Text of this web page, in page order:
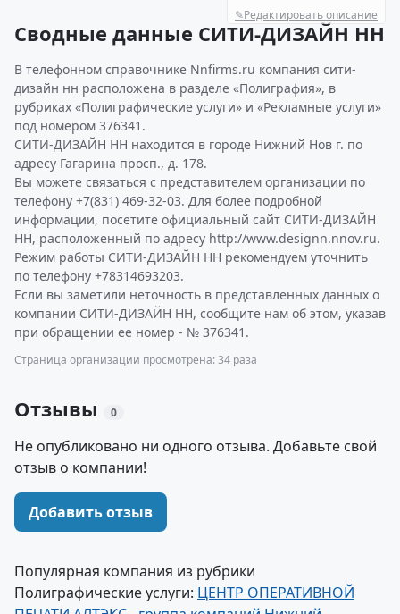
✎Редактировать описание
Сводные данные СИТИ-ДИЗАЙН НН
В телефонном справочнике Nnfirms.ru компания сити-
дизайн нн расположена в разделе «Полиграфия», в
рубриках «Полиграфические услуги» и «Рекламные услуги»
под номером 376341.
СИТИ-ДИЗАЙН НН находится в городе Нижний Нов г. по
адресу Гагарина просп., д. 178.
Вы можете связаться с представителем организации по
телефону +7(831) 469-32-03. Для более подробной
информации, посетите официальный сайт СИТИ-ДИЗАЙН
НН, расположенный по адресу http://www.designn.nnov.ru.
Режим работы СИТИ-ДИЗАЙН НН рекомендуем уточнить
по телефону +78314693203.
Если вы заметили неточность в представленных данных о
компании СИТИ-ДИЗАЙН НН, сообщите нам об этом, указав
при обращении ее номер - № 376341.
Страница организации просмотрена: 34 раза
Отзывы 0
Не опубликовано ни одного отзыва. Добавьте свой
отзыв о компании!
Добавить отзыв
Популярная компания из рубрики
Полиграфические услуги: ЦЕНТР ОПЕРАТИВНОЙ